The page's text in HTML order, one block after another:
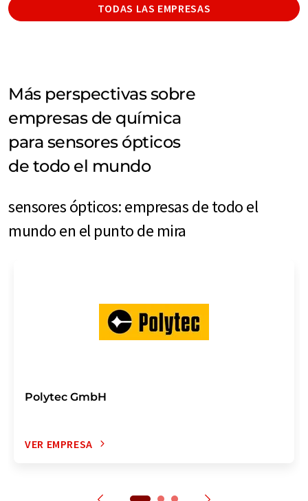
TODAS LAS EMPRESAS
Más perspectivas sobre
empresas de química
para sensores ópticos
de todo el mundo
sensores ópticos: empresas de todo el
mundo en el punto de mira
Polytec GmbH
VER EMPRESA